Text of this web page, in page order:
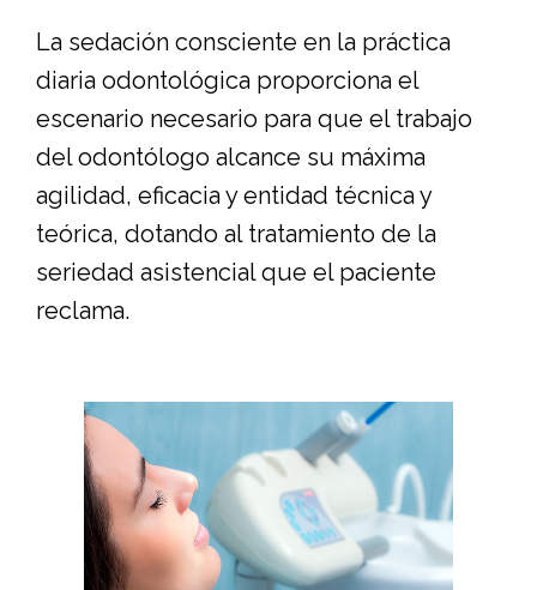
La sedación consciente en la práctica
diaria odontológica proporciona el
escenario necesario para que el trabajo
del odontólogo alcance su máxima
agilidad, eficacia y entidad técnica y
teórica, dotando al tratamiento de la
seriedad asistencial que el paciente
reclama.